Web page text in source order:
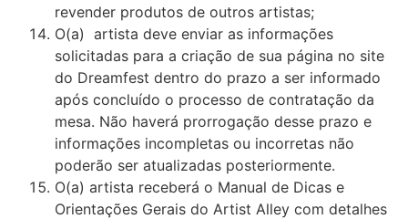
revender produtos de outros artistas;
O(a) artista deve enviar as informações
solicitadas para a criação de sua página no site
do Dreamfest dentro do prazo a ser informado
após concluído o processo de contratação da
mesa. Não haverá prorrogação desse prazo e
informações incompletas ou incorretas não
poderão ser atualizadas posteriormente.
O(a) artista receberá o Manual de Dicas e
Orientações Gerais do Artist Alley com detalhes